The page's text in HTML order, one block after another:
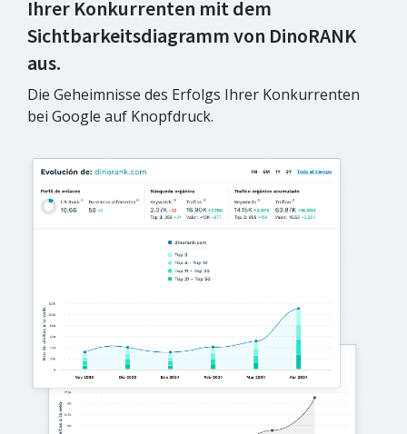
Ihrer Konkurrenten mit dem
Sichtbarkeitsdiagramm von DinoRANK
aus.
Die Geheimnisse des Erfolgs Ihrer Konkurrenten
bei Google auf Knopfdruck.